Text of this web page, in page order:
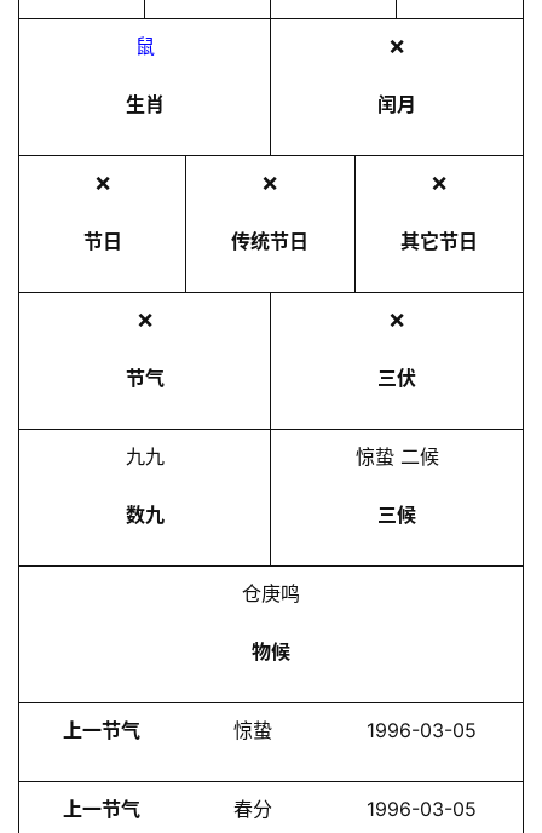
鼠
生肖
❌
闰月
❌
节日
❌
传统节日
❌
其它节日
❌
节气
❌
三伏
九九
数九
惊蛰 二候
三候
仓庚鸣
物候
上一节气 惊蛰 1996-03-05
上一节气 春分 1996-03-05